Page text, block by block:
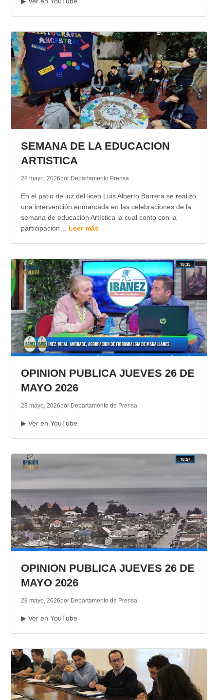
SEMANA DE LA EDUCACION
ARTISTICA
28 mayo, 2026por Departamento Prensa
En el patio de luz del liceo Luis Alberto Barrera se realizo
una intervención enmarcada en las celebraciones de la
semana de educación Artística la cual conto con la
participación… Leer más
OPINION PUBLICA JUEVES 26 DE
MAYO 2026
28 mayo, 2026por Departamento de Prensa
▶ Ver en YouTube
OPINION PUBLICA JUEVES 26 DE
MAYO 2026
28 mayo, 2026por Departamento de Prensa
▶ Ver en YouTube